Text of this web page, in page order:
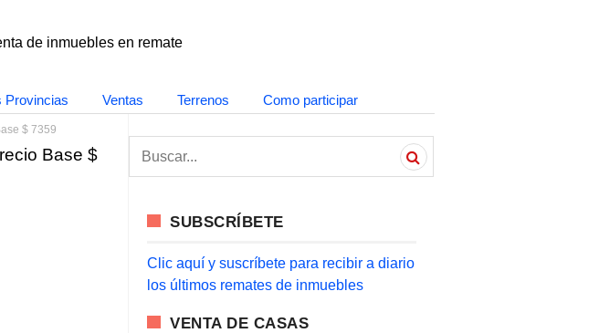
de inmuebles en remate
Provincias Ventas Terrenos Como participar
$ 7359
Base $
a
SUBSCRÍBETE
Clic aquí y suscríbete para recibir a diario
los últimos remates de inmuebles
VENTA DE CASAS